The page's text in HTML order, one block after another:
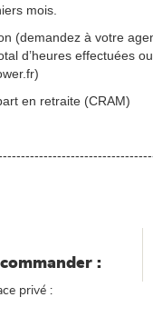
mois.
(demandez à votre
d’heures effectuées
en retraite (CRAM)
:
privé :